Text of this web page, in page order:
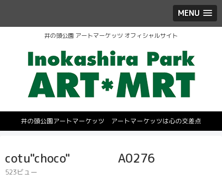
MENU
井の頭公園 アートマーケッツ オフィシャルサイト
井の頭公園アートマーケッツ アートマーケッツは心の交差点
cotu"choco" A0276
523ビュー